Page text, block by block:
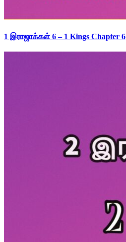
1 இராஜாக்கள் 6 – 1 Kings Chapter 6